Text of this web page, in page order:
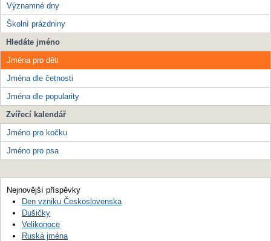
Významné dny
Školní prázdniny
Hledáte jméno
Jména pro děti
Jména dle četnosti
Jména dle popularity
Zvířecí kalendář
Jméno pro kočku
Jméno pro psa
Nejnovější příspěvky
Den vzniku Československa
Dušičky
Velikonoce
Ruská jména